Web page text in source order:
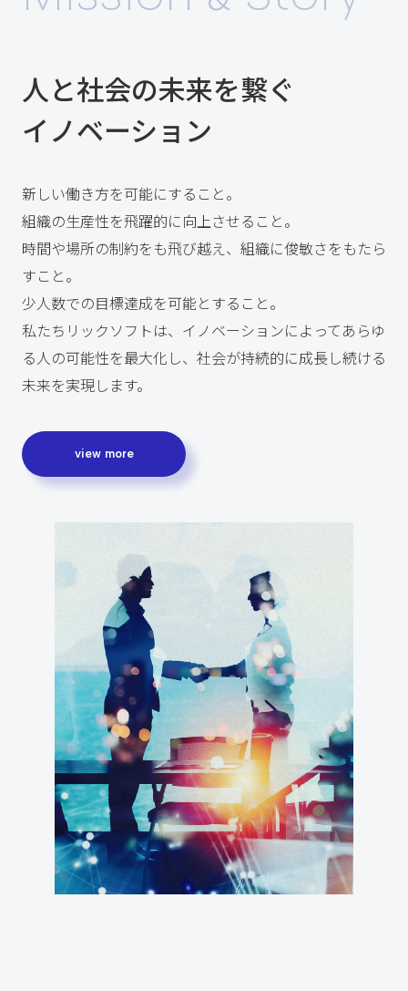
人と社会の未来を繋ぐ
イノベーション
新しい働き方を可能にすること。
組織の生産性を飛躍的に向上させること。
時間や場所の制約をも飛び越え、組織に俊敏さをもたら
すこと。
少人数での目標達成を可能とすること。
私たちリックソフトは、 イノベーションによってあらゆ
る人の可能性を最大化し、 社会が持続的に成長し続ける
未来を実現します。
view more